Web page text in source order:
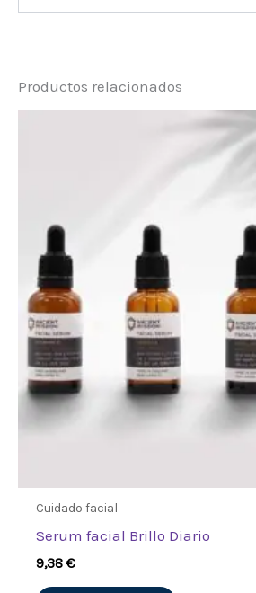
Sé el primero en
para
Productos relacionados
Cuidado facial
Serum facial Brillo Diario
9,38€